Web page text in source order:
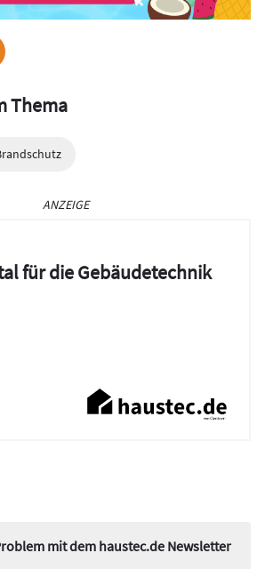
Thema
ANZEIGE
für die Gebäudetechnik
mit dem haustec.de Newsletter